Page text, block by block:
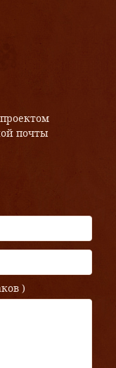
почты
)